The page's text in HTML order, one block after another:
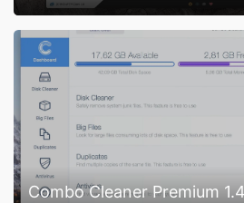
Combo Cleaner Premium